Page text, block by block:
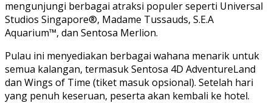
mengunjungi berbagai atraksi populer seperti Universal
Studios Singapore®, Madame Tussauds, S.E.A
Aquarium™, dan Sentosa Merlion.
Pulau ini menyediakan berbagai wahana menarik untuk
semua kalangan, termasuk Sentosa 4D AdventureLand
dan Wings of Time (tiket masuk opsional). Setelah hari
yang penuh keseruan, peserta akan kembali ke hotel.